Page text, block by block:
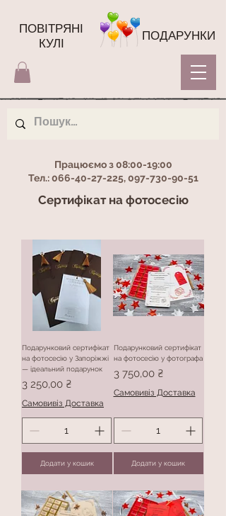
ПОВІТРЯНІ
КУЛІ
ПОДАРУНКИ
Працюємо з 08:00-19:00
Тел.:066-40-27-225,097-730-90-51
Сертифікат на фотосесію
Подарунковий сертифікат
на фотосесію у Запоріжжі
— ідеальний подарунок
Ціна
3 250,00 ₴
Самовивіз Доставка
Додати у кошик
Подарунковий сертифікат
на фотосесію у фотографа
Ціна
3 750,00 ₴
Самовивіз Доставка
Додати у кошик